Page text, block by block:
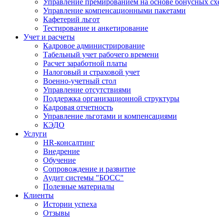
Управление компенсационными пакетами
Кафетерий льгот
Тестирование и анкетирование
Учет и расчеты
Кадровое администрирование
Табельный учет рабочего времени
Расчет заработной платы
Налоговый и страховой учет
Военно-учетный стол
Управление отсутствиями
Поддержка организационной структуры
Кадровая отчетность
Управление льготами и компенсациями
КЭДО
Услуги
HR-консалтинг
Внедрение
Обучение
Сопровождение и развитие
Аудит системы "БОСС"
Полезные материалы
Клиенты
Истории успеха
Отзывы